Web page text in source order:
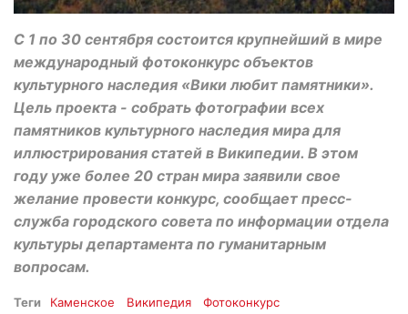
С 1 по 30 сентября состоится крупнейший в мире
международный фотоконкурс объектов
культурного наследия «Вики любит памятники».
Цель проекта - собрать фотографии всех
памятников культурного наследия мира для
иллюстрирования статей в Википедии. В этом
году уже более 20 стран мира заявили свое
желание провести конкурс, сообщает пресс-
служба городского совета по информации отдела
культуры департамента по гуманитарным
вопросам.
Теги Каменское Википедия Фотоконкурс